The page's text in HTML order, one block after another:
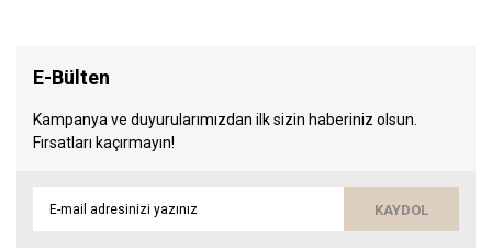
E-Bülten
Kampanya ve duyurularımızdan ilk sizin haberiniz olsun.
Fırsatları kaçırmayın!
KAYDOL